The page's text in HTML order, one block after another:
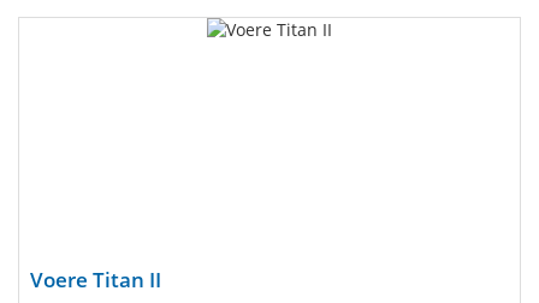
Voere Titan II